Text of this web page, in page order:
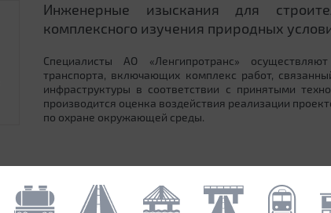
Инженерные изыскания для
комплексного изучения природных
Специалисты АО «Ленгипротранс»
транспорта, включающих комплекс работ,
инфраструктуры в соответствии с принятыми
производится оценка воздействия реализации
по охране окружающей среды.